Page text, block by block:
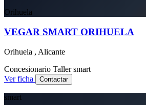
Orihuela
VEGAR SMART ORIHUELA
Orihuela , Alicante
Concesionario Taller smart
Ver ficha
Contactar
smart